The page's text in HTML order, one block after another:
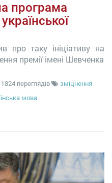
програма
про таку ініціативу на
премії імені Шевченка
переглядів
зміцнення
мова